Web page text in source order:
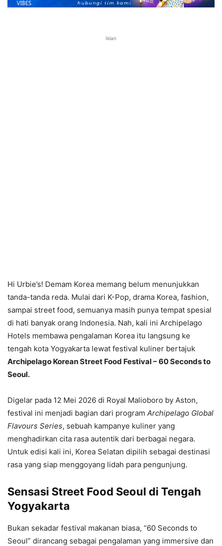
Iklan
Hi Urbie’s! Demam Korea memang belum menunjukkan
tanda-tanda reda. Mulai dari K-Pop, drama Korea, fashion,
sampai street food, semuanya masih punya tempat spesial
di hati banyak orang Indonesia. Nah, kali ini Archipelago
Hotels membawa pengalaman Korea itu langsung ke
tengah kota Yogyakarta lewat festival kuliner bertajuk
Archipelago Korean Street Food Festival – 60 Seconds to
Seoul.
Digelar pada 12 Mei 2026 di Royal Malioboro by Aston,
festival ini menjadi bagian dari program Archipelago Global
Flavours Series, sebuah kampanye kuliner yang
menghadirkan cita rasa autentik dari berbagai negara.
Untuk edisi kali ini, Korea Selatan dipilih sebagai destinasi
rasa yang siap menggoyang lidah para pengunjung.
Sensasi Street Food Seoul di Tengah
Yogyakarta
Bukan sekadar festival makanan biasa, “60 Seconds to
Seoul” dirancang sebagai pengalaman yang immersive dan